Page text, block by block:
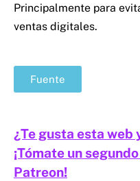
Principalmente para
ventas digitales.
Fuente
¿Te gusta esta web
¡Tómate un
Patreon!